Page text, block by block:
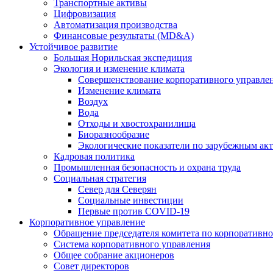
Транспортные активы
Цифровизация
Автоматизация производства
Финансовые результаты (MD&A)
Устойчивое развитие
Большая Норильская экспедиция
Экология и изменение климата
Совершенствование корпоративного
Изменение климата
Воздух
Вода
Отходы и хвостохранилища
Биоразнообразие
Экологические показатели по зарубежным
Кадровая политика
Промышленная безопасность и охрана труда
Социальная стратегия
Север для Северян
Социальные инвестиции
Первые против COVID‑19
Корпоративное управление
Обращение председателя комитета по
Система корпоративного управления
Общее собрание акционеров
Совет директоров